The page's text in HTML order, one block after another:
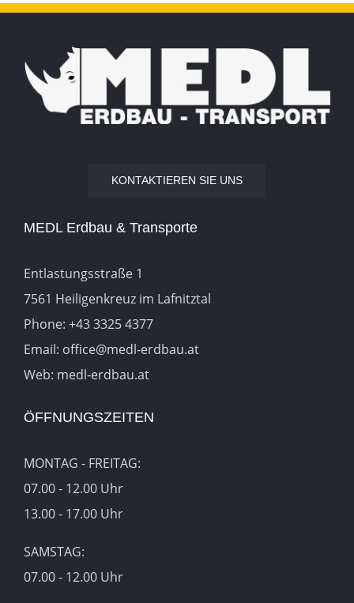
KONTAKTIEREN SIE UNS
MEDL Erdbau & Transporte
Entlastungsstraße 1
7561 Heiligenkreuz im Lafnitztal
Phone: +43 3325 4377
Email: office@medl-erdbau.at
Web: medl-erdbau.at
ÖFFNUNGSZEITEN
MONTAG - FREITAG:
07.00 - 12.00 Uhr
13.00 - 17.00 Uhr
SAMSTAG:
07.00 - 12.00 Uhr